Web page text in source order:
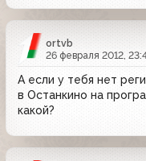
ortvb
26 февраля 2012,
А если у тебя нет
в Останкино на
какой?